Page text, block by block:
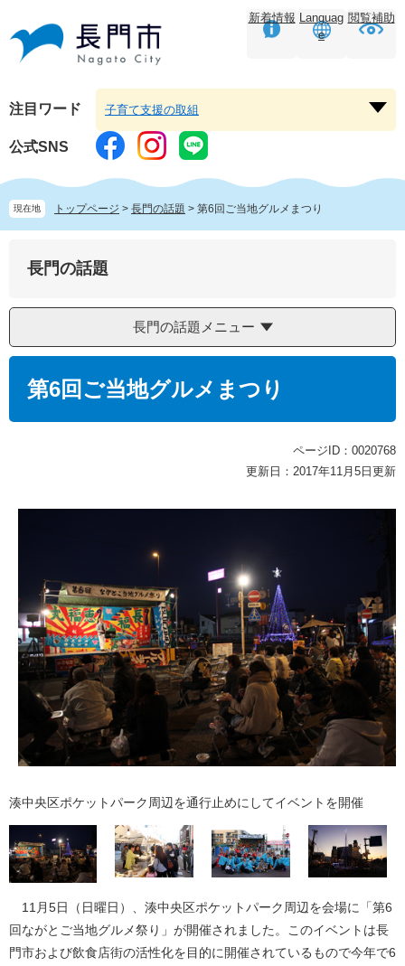
頭
す。
飛
し
本
文
へ
新着情報 Languag
e
閲覧補助
注目ワード
ー
子育て支援の取組
公式SNS
現在地 トップページ > 長門の話題 > 第6回ご当地グルメまつり
長門の話題
長門の話題メニュー
第6回ご当地グルメまつり
ページID：0020768
更新日：2017年11月5日更新
湊中央区ポケットパーク周辺を通行止めにしてイベントを開催
11月5日（日曜日）、湊中央区ポケットパーク周辺を会場に「第6
回ながとご当地グルメ祭り」が開催されました。このイベントは長
門市および飲食店街の活性化を目的に開催されているもので今年で6